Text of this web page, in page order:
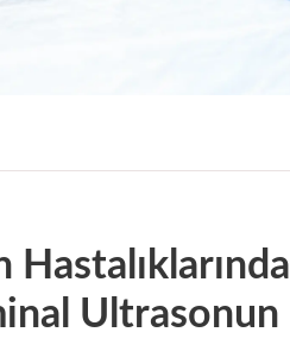
Hastalıklarında
Ultrasonun